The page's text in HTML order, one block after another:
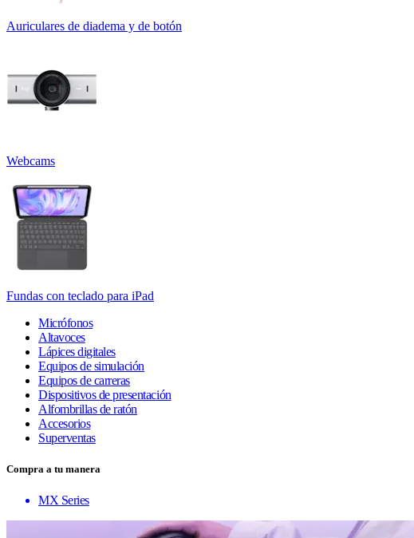
Auriculares de diadema y de botón
Webcams
Fundas con teclado para iPad
Micrófonos
Altavoces
Lápices digitales
Equipos de simulación
Equipos de carreras
Dispositivos de presentación
Alfombrillas de ratón
Accesorios
Superventas
Compra a tu manera
MX Series